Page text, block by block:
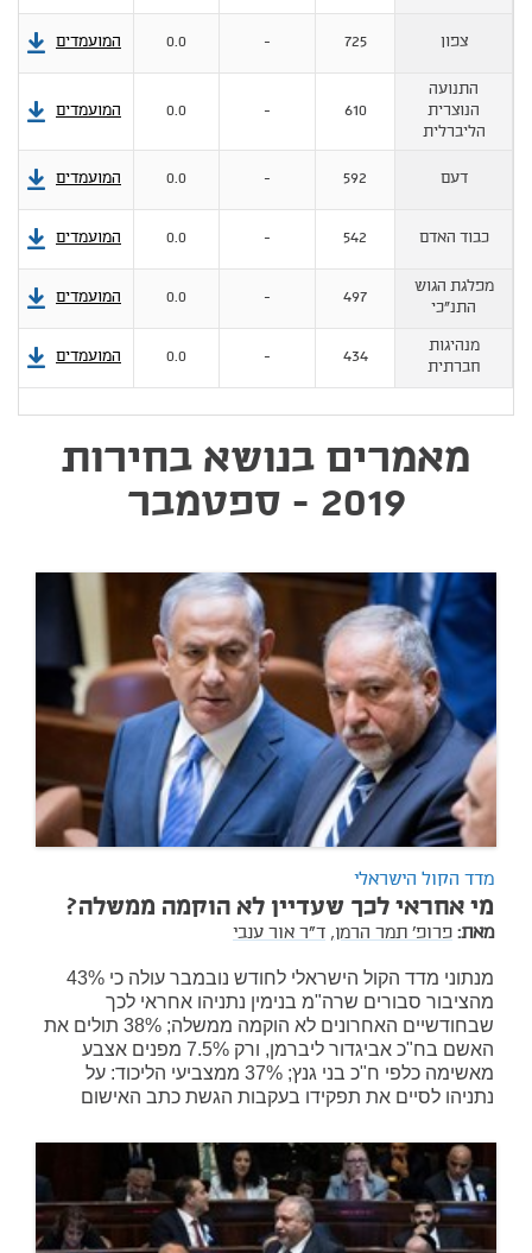
צפון 725
-
0.0 המועמדים
התנועה
הנוצרית
הליברלית
610
-
0.0 המועמדים
דעם 592
-
0.0 המועמדים
כבוד האדם 542
-
0.0 המועמדים
מפלגת הגוש
התנ"כי
497
-
0.0 המועמדים
מנהיגות
חברתית
434
-
0.0 המועמדים
מאמרים בנושא בחירות
2019 - ספטמבר
מדד הקול הישראלי
מי אחראי לכך שעדיין לא הוקמה ממשלה?
מאת: פרופ' תמר הרמן, ד"ר אור ענבי
מנתוני מדד הקול הישראלי לחודש נובמבר עולה כי 43%
מהציבור סבורים שרה"מ בנימין נתניהו אחראי לכך
שבחודשיים האחרונים לא הוקמה ממשלה; 38% תולים את
האשם בח"כ אביגדור ליברמן, ורק 7.5% מפנים אצבע
מאשימה כלפי ח"כ בני גנץ; 37% ממצביעי הליכוד: על
נתניהו לסיים את תפקידו בעקבות הגשת כתב האישום